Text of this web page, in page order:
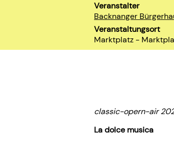
Veranstalter
Backnanger
Veranstaltungsort
Marktplatz -
classic-opern-air
La dolce musica